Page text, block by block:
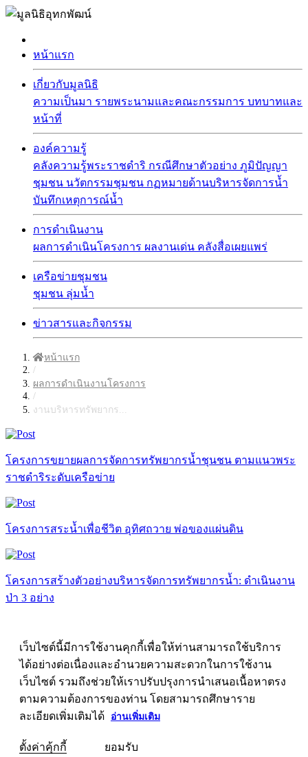
หน้าแรก
เกี่ยวกับมูลนิธิ
ความเป็นมา รายพระนามและคณะกรรมการ บทบาทและ
หน้าที่
องค์ความรู้
คลังความรู้พระราชดำริ กรณีศึกษาตัวอย่าง ภูมิปัญญา
ชุมชน นวัตกรรมชุมชน กฏหมายด้านบริหารจัดการน้ำ
บันทึกเหตุการณ์น้ำ
การดำเนินงาน
ผลการดำเนินโครงการ ผลงานเด่น คลังสื่อเผยแพร่
เครือข่ายชุมชน
ชุมชน ลุ่มน้ำ
ข่าวสารและกิจกรรม
หน้าแรก
/
ผลการดำเนินงานโครงการ
/
งานบริหารทรัพยากร...
โครงการขยายผลการจัดการทรัพยากรน้ำชุนชน ตามแนวพระ
ราชดำริระดับเครือข่าย
โครงการสระน้ำเพื่อชีวิต อุทิศถวาย พ่อของแผ่นดิน
โครงการสร้างตัวอย่างบริหารจัดการทรัพยากรน้ำ: ดำเนินงาน
ป่า 3 อย่าง
เว็บไซต์นี้มีการใช้งานคุกกี้เพื่อให้ท่านสามารถใช้บริการ
ได้อย่างต่อเนื่องและอำนวยความสะดวกในการใช้งาน
เว็บไซต์ รวมถึงช่วยให้เราปรับปรุงการนำเสนอเนื้อหาตรง
ตามความต้องการของท่าน โดยสามารถศึกษาราย
ละเอียดเพิ่มเติมได้
อ่านเพิ่มเติม
ตั้งค่าคุ้กกี้ ยอมรับ